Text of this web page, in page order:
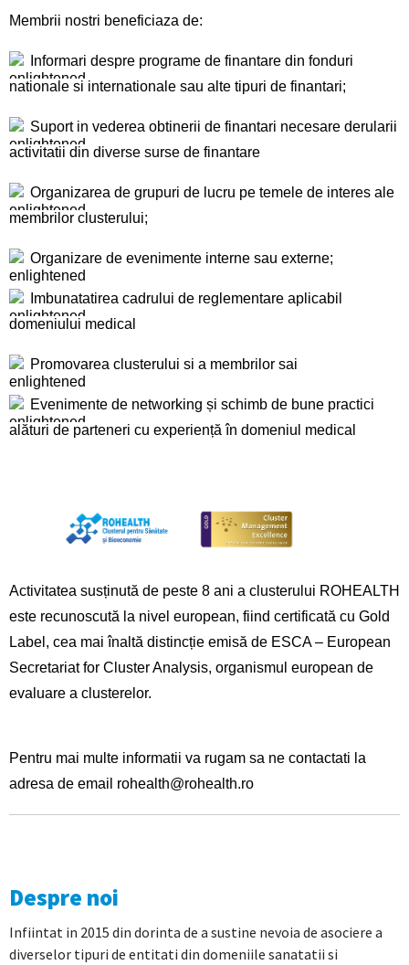
Membrii nostri beneficiaza de:
Informari despre programe de finantare din fonduri
nationale si internationale sau alte tipuri de finantari;
Suport in vederea obtinerii de finantari necesare derularii
activitatii din diverse surse de finantare
Organizarea de grupuri de lucru pe temele de interes ale
membrilor clusterului;
Organizare de evenimente interne sau externe;
Imbunatatirea cadrului de reglementare aplicabil
domeniului medical
Promovarea clusterului si a membrilor sai
Evenimente de networking și schimb de bune practici
alături de parteneri cu experiență în domeniul medical
Activitatea susținută de peste 8 ani a clusterului ROHEALTH
este recunoscută la nivel european, fiind certificată cu Gold
Label, cea mai înaltă distincție emisă de ESCA – European
Secretariat for Cluster Analysis, organismul european de
evaluare a clusterelor.
Pentru mai multe informatii va rugam sa ne contactati la
adresa de email rohealth@rohealth.ro
Despre noi
Infiintat in 2015 din dorinta de a sustine nevoia de asociere a
diverselor tipuri de entitati din domeniile sanatatii si